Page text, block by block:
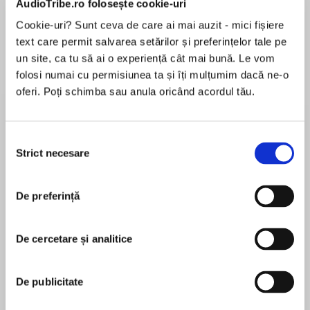
AudioTribe.ro folosește cookie-uri
Cookie-uri? Sunt ceva de care ai mai auzit - mici fișiere
text care permit salvarea setărilor și preferințelor tale pe
un site, ca tu să ai o experiență cât mai bună. Le vom
folosi numai cu permisiunea ta și îți mulțumim dacă ne-o
oferi. Poți schimba sau anula oricând acordul tău.
consimțământului
Strict necesare
De preferință
De cercetare și analitice
De publicitate
Desprecarte
Saturday night dates at the skating rink have
been a tradition in the small southern town of
explodes into a deadly shoot-out, Sara Linton --
the town's pediatrician and medical examiner --
finds herself entangled in a terrible tragedy.
catastrophe proves to have wider implications.
The autopsy reveals evidence of long-term
abuse, of ritualistic self-mutilation, but when
Sara and police chief Jeffrey Tolliver start to
pentru această carte
Karin Slaughter is one of the world's most popular